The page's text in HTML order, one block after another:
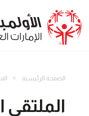
الصفحة الرئيسية
الملتقى